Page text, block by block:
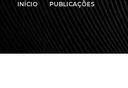
INÍCIO PUBLICAÇÕES